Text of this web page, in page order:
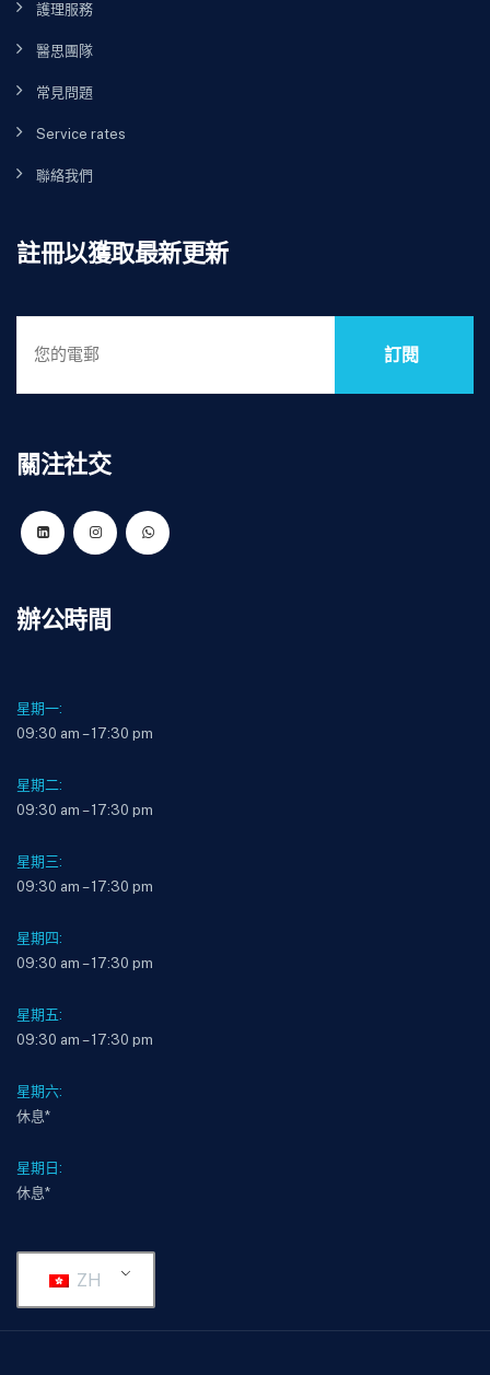
護理服務
醫思團隊
常見問題
Service rates
聯絡我們
註冊以獲取最新更新
訂閱
關注社交
辦公時間
星期一:
09:30 am – 17:30 pm
星期二:
09:30 am – 17:30 pm
星期三:
09:30 am – 17:30 pm
星期四:
09:30 am – 17:30 pm
星期五:
09:30 am – 17:30 pm
星期六:
休息*
星期日:
休息*
ZH